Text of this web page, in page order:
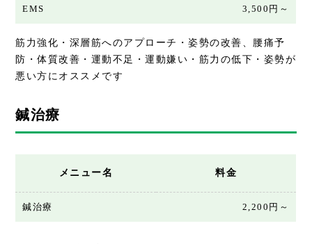
EMS 3,500円～
筋力強化・深層筋へのアプローチ・姿勢の改善、腰痛予
防・体質改善・運動不足・運動嫌い・筋力の低下・姿勢が
悪い方にオススメです
鍼治療
メニュー名 料金
鍼治療 2,200円～